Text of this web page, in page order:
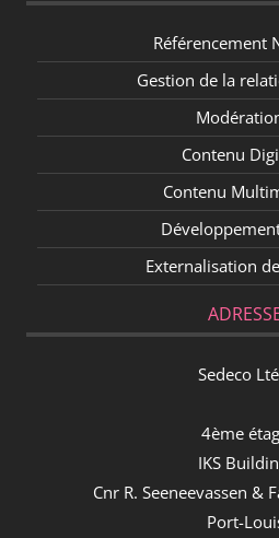
Référencement
Gestion de la
Contenu
Contenu
Externalisation
Sedeco
4ème
IKS
Cnr R. Seeneevassen &
Port-